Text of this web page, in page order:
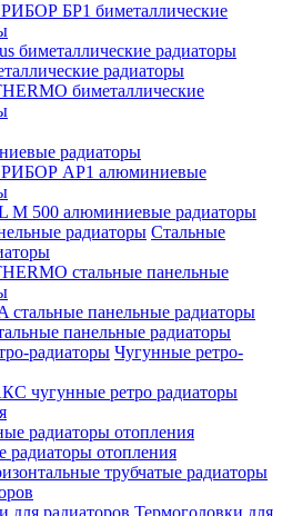
БР1 биметаллические
биметаллические радиаторы
радиаторы
биметаллические
радиаторы
АР1 алюминиевые
M 500 алюминиевые радиаторы
Стальные
стальные панельные
стальные панельные радиаторы
панельные радиаторы
Чугунные ретро-
чугунные ретро радиаторы
радиаторы отопления
трубчатые радиаторы
Термоголовки для